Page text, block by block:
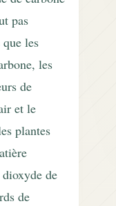
pas
les
les
de
et le
plantes
de
de